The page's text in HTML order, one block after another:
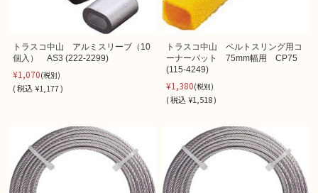
トラスコ中山 アルミスリーブ（10
個入） AS3 (222-2299)
¥1,070(税別)
(税込¥1,177 )
トラスコ中山 ベルトスリング用コ
ーナーパット 75mm幅用 CP75
(115-4249)
¥1,380(税別)
(税込 ¥1,518 )